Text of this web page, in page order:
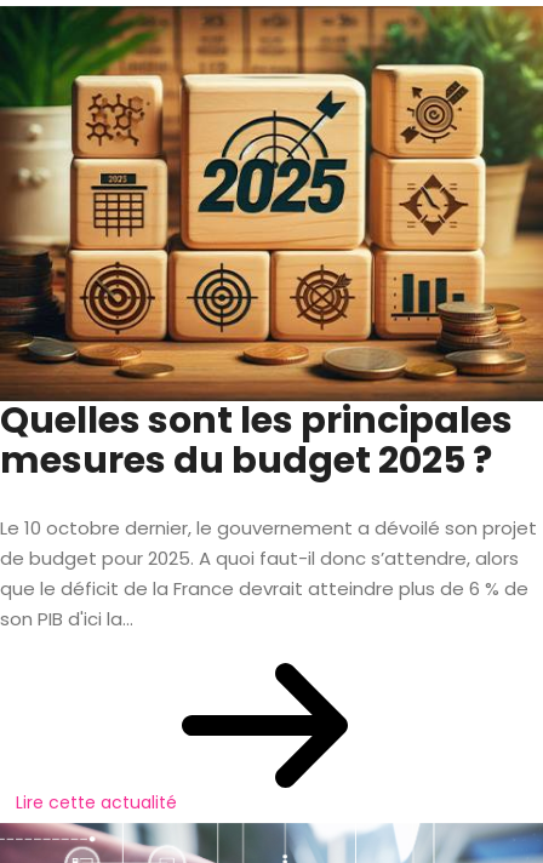
Quelles sont les principales
mesures du budget 2025 ?
Le 10 octobre dernier, le gouvernement a dévoilé son projet
de budget pour 2025. A quoi faut-il donc s’attendre, alors
que le déficit de la France devrait atteindre plus de 6 % de
son PIB d'ici la...
Lire cette actualité